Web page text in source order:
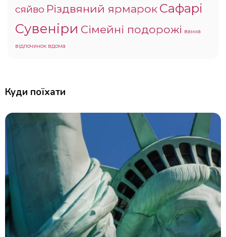
сяйво Різдвяний ярмарокСафарі
Сувеніри Сімейні подорожі ванна
відпочинок вдома
Куди поїхати